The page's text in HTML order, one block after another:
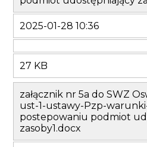
2025-01-28 10:36
27 KB
załącznik nr 5a do SWZ
ust-1-ustawy-Pzp-
postepowaniu podmiot
zasoby1.docx